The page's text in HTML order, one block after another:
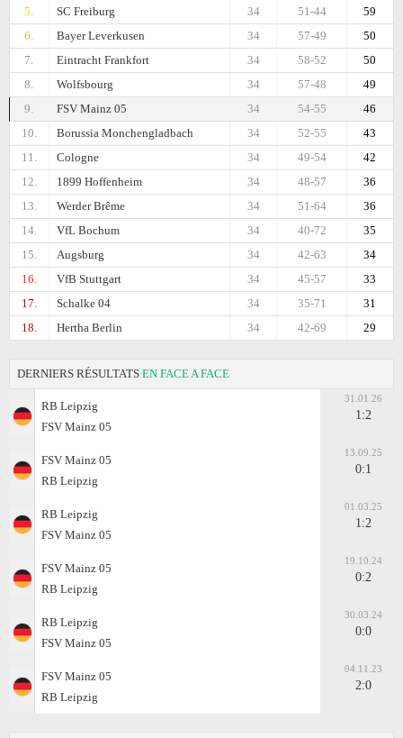
5. SC Freiburg 59
51-44
34
6.
Bayer Leverkusen 50
57-49
34
7.
Eintracht Frankfоrt 50
58-52
34
8.
Wolfsbourg 49
57-48
34
9.
FSV Mainz 05 46
54-55
34
10.
Borussia Monchengladbach 43
52-55
34
11.
Cologne 42
49-54
34
12.
1899 Hoffenheim 36
48-57
34
13.
Werder Brême 36
51-64
34
14.
VfL Bochum 35
40-72
34
15.
Augsburg 34
42-63
34
16.
VfB Stuttgart 33
45-57
34
17.
Schalke 04 31
35-71
34
18.
Hertha Berlin 29
42-69
34
DERNIERS RÉSULTATS EN FACE A FACE
RB Leipzig
FSV Mainz 05
31.01.26
1:2
FSV Mainz 05
RB Leipzig
13.09.25
0:1
RB Leipzig
FSV Mainz 05
01.03.25
1:2
FSV Mainz 05
RB Leipzig
19.10.24
0:2
RB Leipzig
FSV Mainz 05
30.03.24
0:0
FSV Mainz 05
RB Leipzig
04.11.23
2:0